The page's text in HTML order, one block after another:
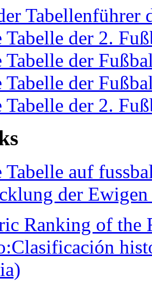
Tabellenführer
Tabelle der 2.
Tabelle der
Tabelle der
Tabelle der 2.
Tabelle auf
der
Ranking of the